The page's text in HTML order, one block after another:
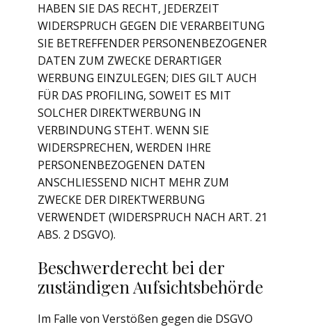
HABEN SIE DAS RECHT, JEDERZEIT
WIDERSPRUCH GEGEN DIE VERARBEITUNG
SIE BETREFFENDER PERSONENBEZOGENER
DATEN ZUM ZWECKE DERARTIGER
WERBUNG EINZULEGEN; DIES GILT AUCH
FÜR DAS PROFILING, SOWEIT ES MIT
SOLCHER DIREKTWERBUNG IN
VERBINDUNG STEHT. WENN SIE
WIDERSPRECHEN, WERDEN IHRE
PERSONENBEZOGENEN DATEN
ANSCHLIESSEND NICHT MEHR ZUM
ZWECKE DER DIREKTWERBUNG
VERWENDET (WIDERSPRUCH NACH ART. 21
ABS. 2 DSGVO).
Beschwerde­recht bei der
zuständigen Aufsichts­behörde
Im Falle von Verstößen gegen die DSGVO